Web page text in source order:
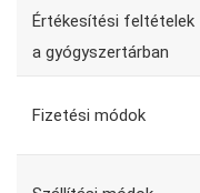
Értékesítési feltételek
a gyógyszertárban
Fizetési módok